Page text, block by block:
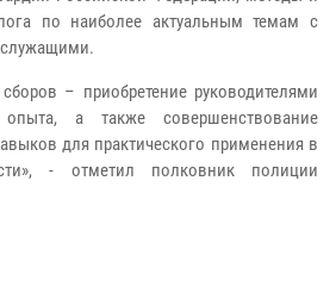
по наиболее актуальным темам с
– приобретение руководителями
а также совершенствование
для практического применения в
- отметил полковник полиции